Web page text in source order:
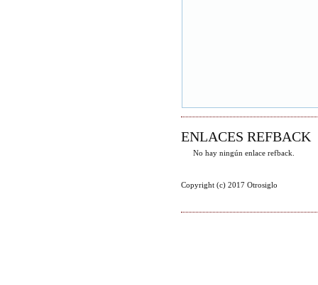
ENLACES REFBACK
No hay ningún enlace refback.
Copyright (c) 2017 Otrosiglo